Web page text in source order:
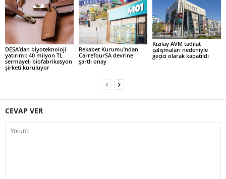
DESA’dan biyoteknoloji
yatırımı: 40 milyon TL
sermayeli biofabrikasyon
şirketi kuruluyor
Rekabet Kurumu’ndan
CarrefourSA devrine
şartlı onay
Kızılay AVM tadilat
çalışmaları nedeniyle
geçici olarak kapatıldı
CEVAP VER